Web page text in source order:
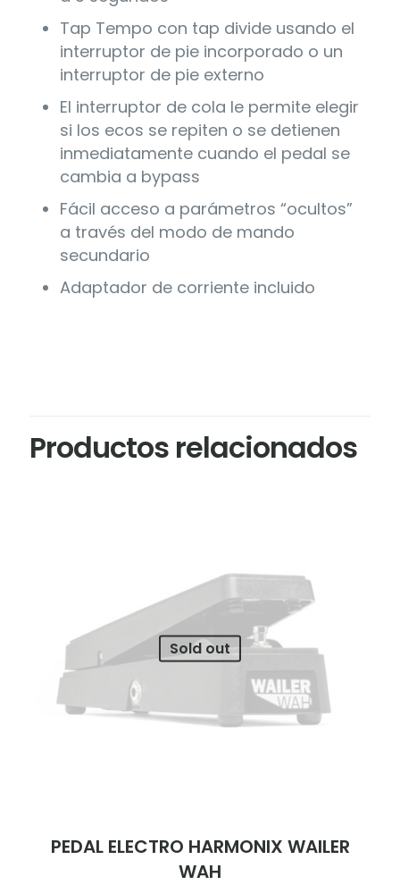
Tap Tempo con tap divide usando el
interruptor de pie incorporado o un
interruptor de pie externo
El interruptor de cola le permite elegir
si los ecos se repiten o se detienen
inmediatamente cuando el pedal se
cambia a bypass
Fácil acceso a parámetros “ocultos”
a través del modo de mando
secundario
Adaptador de corriente incluido
Productos relacionados
Sold out
PEDAL ELECTRO HARMONIX WAILER
WAH